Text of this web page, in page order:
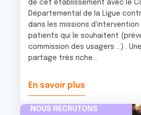
de cet établissement avec le
Départemental de la Ligue
dans les missions d'intervention
patients qui le souhaitent
commission des usagers …) .
partage très riche...
En savoir plus
Image